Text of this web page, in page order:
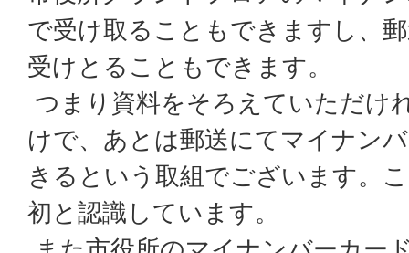
で受け取ることもできますし、
受けとることもできます。
つまり資料をそろえていただけ
けで、あとは郵送にてマイナン
きるという取組でございます。
初と認識しています。